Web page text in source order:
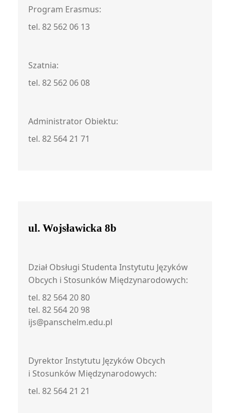
Program Erasmus:
tel. 82 562 06 13
Szatnia:
tel. 82 562 06 08
Administrator Obiektu:
tel. 82 564 21 71
ul. Wojsławicka 8b
Dział Obsługi Studenta Instytutu Języków
Obcych i Stosunków Międzynarodowych:
tel. 82 564 20 80
tel. 82 564 20 98
ijs@panschelm.edu.pl
Dyrektor Instytutu Języków Obcych
i Stosunków Międzynarodowych:
tel. 82 564 21 21